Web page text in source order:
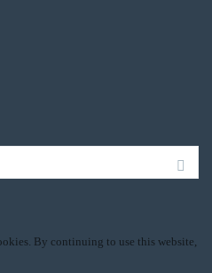
By continuing to use this website,